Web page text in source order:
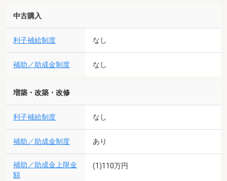
中古購入
利子補給制度 なし
補助／助成金制度 なし
増築・改築・改修
利子補給制度 なし
補助／助成金制度 あり
補助／助成金上限金
額
(1)110万円